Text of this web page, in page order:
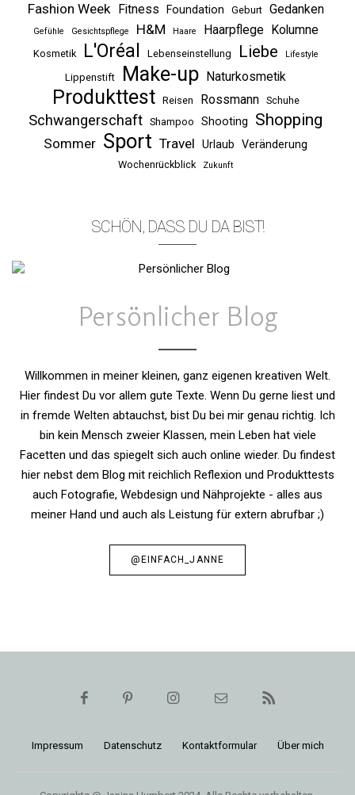
Fashion Week Fitness Foundation Geburt Gedanken
Gefühle Gesichtspflege H&M Haare Haarpflege Kolumne
Kosmetik L'Oréal Lebenseinstellung Liebe Lifestyle
Lippenstift Make-up Naturkosmetik
Produkttest Reisen Rossmann Schuhe
Schwangerschaft Shampoo Shooting Shopping
Sommer Sport Travel Urlaub Veränderung
Wochenrückblick Zukunft
SCHÖN, DASS DU DA BIST!
Persönlicher Blog
Willkommen in meiner kleinen, ganz eigenen kreativen Welt.
Hier findest Du vor allem gute Texte. Wenn Du gerne liest und
in fremde Welten abtauchst, bist Du bei mir genau richtig. Ich
bin kein Mensch zweier Klassen, mein Leben hat viele
Facetten und das spiegelt sich auch online wieder. Du findest
hier nebst dem Blog mit reichlich Reflexion und Produkttests
auch Fotografie, Webdesign und Nähprojekte - alles aus
meiner Hand und auch als Leistung für extern abrufbar ;)
@EINFACH_JANNE
Impressum Daten­schutz Kon­takt­for­mular Über mich